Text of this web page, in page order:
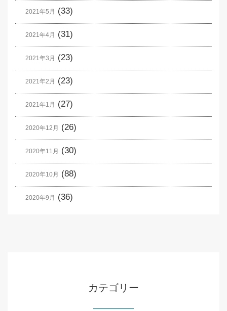
2021年5月 (33)
2021年4月 (31)
2021年3月 (23)
2021年2月 (23)
2021年1月 (27)
2020年12月 (26)
2020年11月 (30)
2020年10月 (88)
2020年9月 (36)
カテゴリー